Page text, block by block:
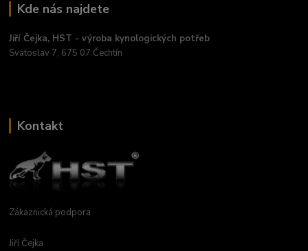
Kde nás najdete
Jiří Čejka, HST - výroba kynologických potřeb
Svatoslav 7, 675 07 Čechtín
Kontakt
Zákaznická podpora
Jiří Čejka